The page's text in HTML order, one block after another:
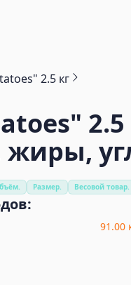
2.5 кг
2.5
жиры,
Размер. Весовой товар.
91.00